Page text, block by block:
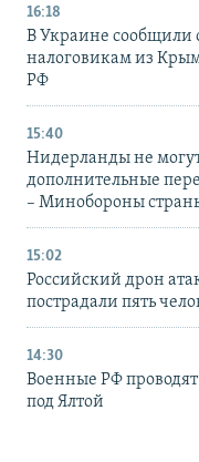
16:18
В Украине сообщили
налоговикам из
РФ
15:40
Нидерланды не
дополнительные
– Минобороны
15:02
Российский дрон
пострадали пять
14:30
Военные РФ
под Ялтой